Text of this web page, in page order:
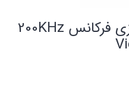
LCR(ال سی آر) متر رومیزی فرکانس 200KHz